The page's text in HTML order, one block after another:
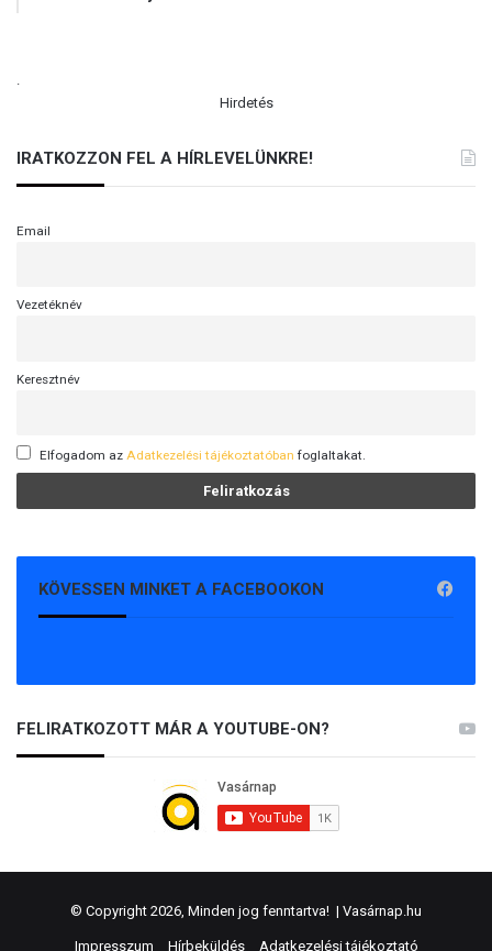
Hirdetés
IRATKOZZON FEL A HÍRLEVELÜNKRE!
Email
Vezetéknév
Keresztnév
Elfogadom az Adatkezelési tájékoztatóban foglaltakat.
KÖVESSEN MINKET A FACEBOOKON
FELIRATKOZOTT MÁR A YOUTUBE-ON?
© Copyright 2026, Minden jog fenntartva! | Vasárnap.hu
Impresszum Hírbeküldés Adatkezelési tájékoztató